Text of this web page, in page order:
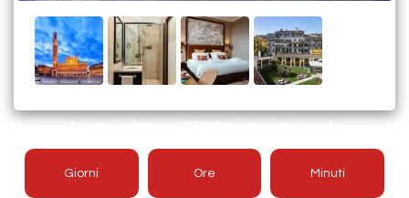
Giorni Ore Minuti